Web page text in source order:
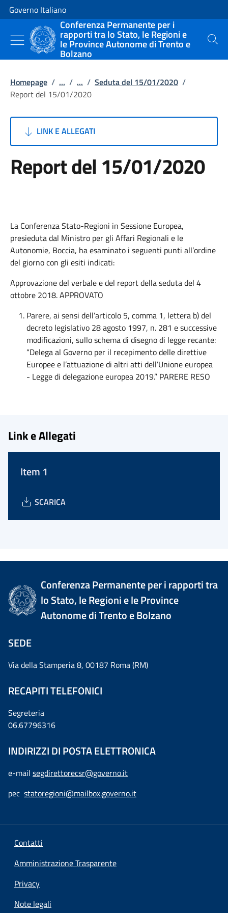
Vai al contenuto
Vai alla navigazione del sito
Governo Italiano
Conferenza Permanente per i
rapporti tra lo Stato, le Regioni e
le Province Autonome di Trento e
Bolzano
Cerca
Homepage / ... / ... / Seduta del 15/01/2020 /
Report del 15/01/2020
LINK E ALLEGATI
Report del 15/01/2020
La Conferenza Stato-Regioni in Sessione Europea,
presieduta dal Ministro per gli Affari Regionali e le
Autonomie, Boccia, ha esaminato i seguenti punti all’ordine
del giorno con gli esiti indicati:
Approvazione del verbale e del report della seduta del 4
ottobre 2018. APPROVATO
Parere, ai sensi dell’articolo 5, comma 1, lettera b) del
decreto legislativo 28 agosto 1997, n. 281 e successive
modificazioni, sullo schema di disegno di legge recante:
“Delega al Governo per il recepimento delle direttive
Europee e l’attuazione di altri atti dell’Unione europea
- Legge di delegazione europea 2019.” PARERE RESO
Link e Allegati
Item 1
SCARICA
Conferenza Permanente per i rapporti tra
lo Stato, le Regioni e le Province
Autonome di Trento e Bolzano
SEDE
Via della Stamperia 8, 00187 Roma (RM)
RECAPITI TELEFONICI
Segreteria
06.67796316
INDIRIZZI DI POSTA ELETTRONICA
e-mail segdirettorecsr@governo.it
pec statoregioni@mailbox.governo.it
Contatti
Amministrazione Trasparente
Privacy
Note legali